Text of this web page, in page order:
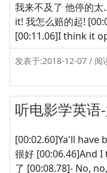
我来不及了 他停的
it! 我怎么赔的起!
[00:11.06]I think it
发表于:2018-12-07 / 阅
听电影学英语
[00:02.60]Ya'll have
很好 [00:06.46]And
了 [00:08.78]- No,